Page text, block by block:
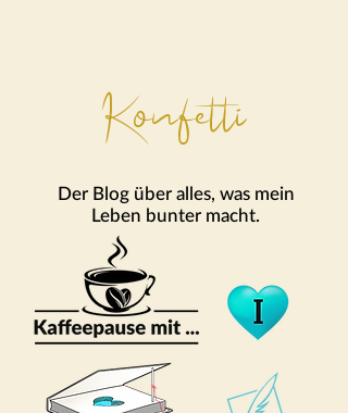
Konfetti
Der Blog über alles, was mein
Leben bunter macht.